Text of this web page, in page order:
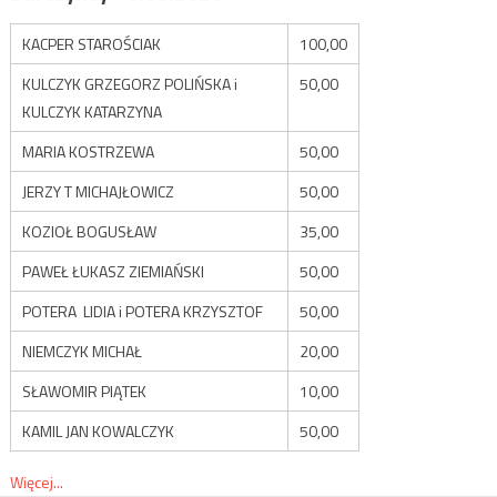
KACPER STAROŚCIAK
100,00
KULCZYK GRZEGORZ POLIŃSKA i
KULCZYK KATARZYNA
50,00
MARIA KOSTRZEWA
50,00
JERZY T MICHAJŁOWICZ
50,00
KOZIOŁ BOGUSŁAW
35,00
PAWEŁ ŁUKASZ ZIEMIAŃSKI
50,00
POTERA LIDIA i POTERA KRZYSZTOF
50,00
NIEMCZYK MICHAŁ
20,00
SŁAWOMIR PIĄTEK
10,00
KAMIL JAN KOWALCZYK
50,00
Więcej...